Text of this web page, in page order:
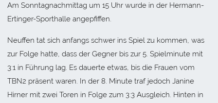
Am Sonntagnachmittag um 15 Uhr wurde in der Hermann-
Ertinger-Sporthalle angepfiffen.
Neuffen tat sich anfangs schwer ins Spiel zu kommen, was
zur Folge hatte, dass der Gegner bis zur 5. Spielminute mit
3:1 in Führung lag. Es dauerte etwas, bis die Frauen vom
TBN2 präsent waren. In der 8. Minute traf jedoch Janine
Hirner mit zwei Toren in Folge zum 3:3 Ausgleich. Hinten in